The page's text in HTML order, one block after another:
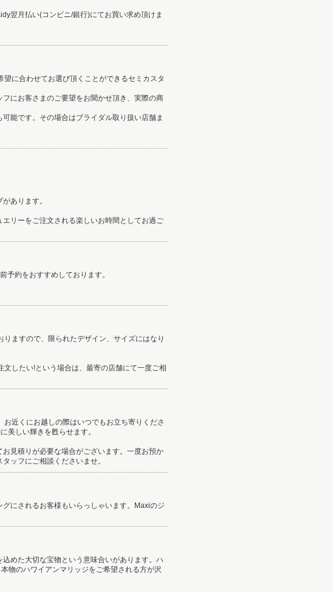
翌月払い(コンビニ/銀行)にてお買い求め頂けま
に合わせてお選び頂くことができるセミカスタ
にお客さまのご要望をお聞かせ頂き、実際の商
能です。その場合はブライダル取り扱い店舗ま
あります。
リーをご注文される楽しいお時間としてお過ご
予約をおすすめしております。
ますので、限られたデザイン、サイズにはなり
したい!という場合は、最寄の店舗にて一度ご相
近くにお越しの際はいつでもお立ち寄りくださ
美しい輝きを甦らせます。
見積りが必要な場合がございます。一度お預か
ッフにご相談くださいませ。
にされるお客様もいらっしゃいます。Maxiのジ
めた大切な宝物という意味合いがあります。ハ
物のハワイアンマリッジをご希望される方が沢